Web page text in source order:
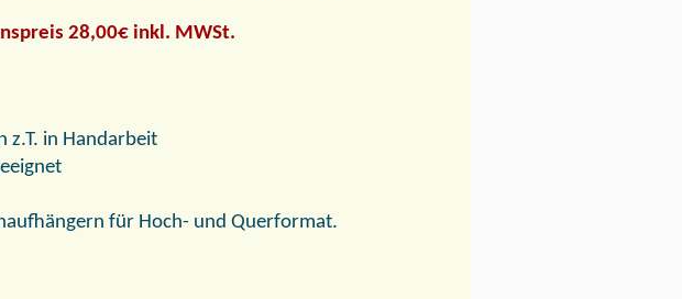
28,00€ inkl. MWSt.
in Handarbeit
für Hoch- und Querformat.